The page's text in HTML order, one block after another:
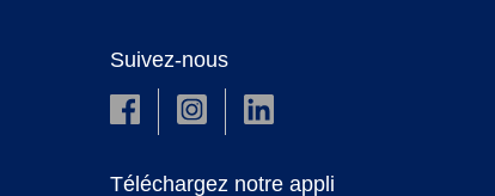
Suivez-nous
Téléchargez notre appli